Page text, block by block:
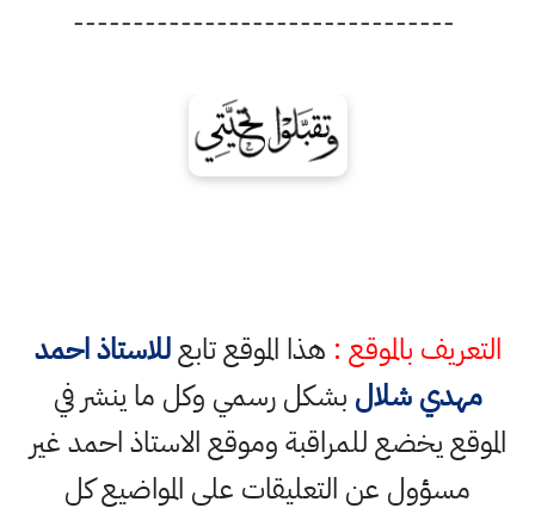
--------------------------------
التعريف بالموقع : هذا الموقع تابعللاستاذ احمد
مهدي شلال بشكل رسمي وكل ما ينشر في
الموقع يخضع للمراقبة وموقع الاستاذ احمد غير
مسؤول عن التعليقات على المواضيع كل